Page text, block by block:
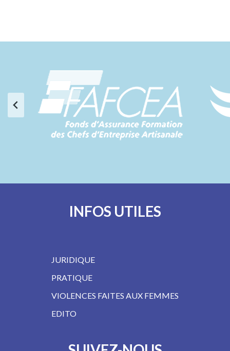
INFOS UTILES
JURIDIQUE
PRATIQUE
VIOLENCES FAITES AUX FEMMES
EDITO